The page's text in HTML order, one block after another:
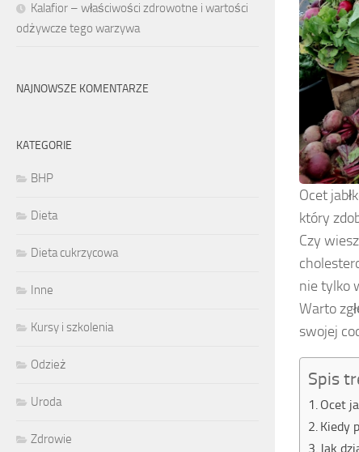
Ocet
który
Czy
nie tylko
Warto
swojej
Spis
Ocet
Kiedy
Jak
Kalafior – właściwości zdrowotne i wartości
odżywcze tego warzywa
NAJNOWSZE KOMENTARZE
KATEGORIE
BHP
Dieta
Dieta cukrzycowa
Inne
Kursy i szkolenia
Odzież
Uroda
Zdrowie